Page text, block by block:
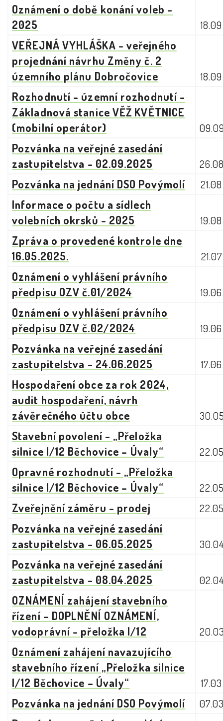
Oznámení o době konání voleb -
2025
VEŘEJNÁ VYHLÁŠKA - veřejného
projednání návrhu Změny č. 2
územního plánu Dobročovice
Rozhodnutí - územní rozhodnutí -
Základnová stanice VĚŽ KVĚTNICE
(mobilní operátor)
Pozvánka na veřejné zasedání
zastupitelstva - 02.09.2025
Pozvánka na jednání DSO Povýmolí
Informace o počtu a sídlech
volebních okrsků - 2025
Zpráva o provedené kontrole dne
16.05.2025.
Oznámení o vyhlášení právního
předpisu OZV č.01/2024
Oznámení o vyhlášení právního
předpisu OZV č.02/2024
Pozvánka na veřejné zasedání
zastupitelstva - 24.06.2025
Hospodaření obce za rok 2024,
audit hospodaření, návrh
závěrečného účtu obce
Stavební povolení - „Přeložka
silnice I/12 Běchovice – Úvaly“
Opravné rozhodnutí - „Přeložka
silnice I/12 Běchovice – Úvaly“
Zveřejnění záměru - prodej
Pozvánka na veřejné zasedání
zastupitelstva - 06.05.2025
Pozvánka na veřejné zasedání
zastupitelstva - 08.04.2025
OZNÁMENÍ zahájení stavebního
řízení – DOPLNĚNÍ OZNÁMENÍ,
vodoprávní - přeložka I/12
Oznámení zahájení navazujícího
stavebního řízení „Přeložka silnice
I/12 Běchovice – Úvaly“
Pozvánka na jednání DSO Povýmolí